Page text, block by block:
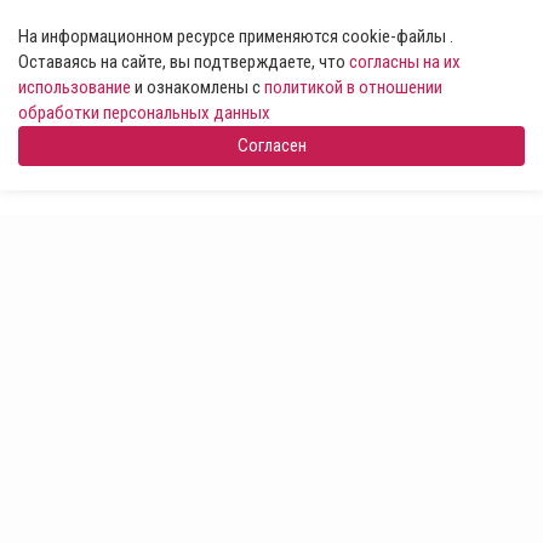
На информационном ресурсе применяются cookie-файлы .
Оставаясь на сайте, вы подтверждаете, что согласны на их
использование и ознакомлены сполитикой в отношении
обработки персональных данных
Согласен